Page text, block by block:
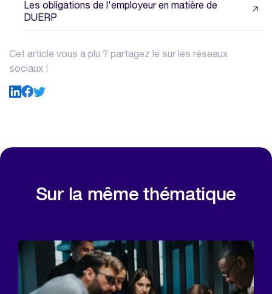
Les obligations de l'employeur en matière de
DUERP
Cet article vous a plu ? partagez le sur les réseaux
sociaux !
Sur la même thématique